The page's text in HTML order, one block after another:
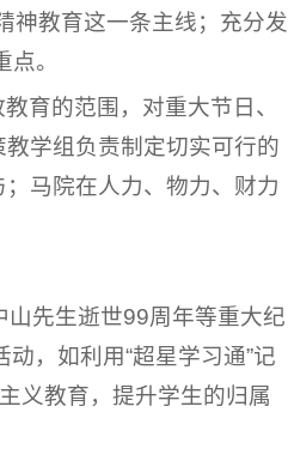
神教育这一条主线；充分发
。
育的范围，对重大节日、
学组负责制定切实可行的
马院在人力、物力、财力
先生逝世99周年等重大纪
，如利用“超星学习通”记
义教育，提升学生的归属